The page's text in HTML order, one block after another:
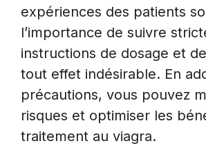
expériences des patients
l’importance de suivre
instructions de dosage et
tout effet indésirable. En
précautions, vous pouvez
risques et optimiser les
traitement au viagra.